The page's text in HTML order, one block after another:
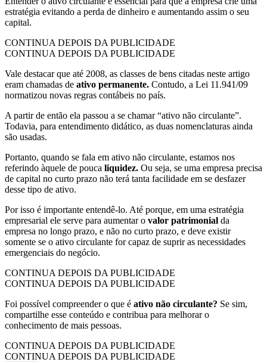
estratégia evitando a perda de dinheiro e aumentando assim o seu
capital.
CONTINUA DEPOIS DA PUBLICIDADE
CONTINUA DEPOIS DA PUBLICIDADE
Vale destacar que até 2008, as classes de bens citadas neste artigo
eram chamadas de ativo permanente. Contudo, a Lei 11.941/09
normatizou novas regras contábeis no país.
A partir de então ela passou a se chamar “ativo não circulante”.
Todavia, para entendimento didático, as duas nomenclaturas ainda
são usadas.
Portanto, quando se fala em ativo não circulante, estamos nos
referindo àquele de pouca liquidez. Ou seja, se uma empresa precisa
de capital no curto prazo não terá tanta facilidade em se desfazer
desse tipo de ativo.
Por isso é importante entendê-lo. Até porque, em uma estratégia
empresarial ele serve para aumentar o valor patrimonial da
empresa no longo prazo, e não no curto prazo, e deve existir
somente se o ativo circulante for capaz de suprir as necessidades
emergenciais do negócio.
CONTINUA DEPOIS DA PUBLICIDADE
CONTINUA DEPOIS DA PUBLICIDADE
Foi possível compreender o que é ativo não circulante? Se sim,
compartilhe esse conteúdo e contribua para melhorar o
conhecimento de mais pessoas.
CONTINUA DEPOIS DA PUBLICIDADE
CONTINUA DEPOIS DA PUBLICIDADE